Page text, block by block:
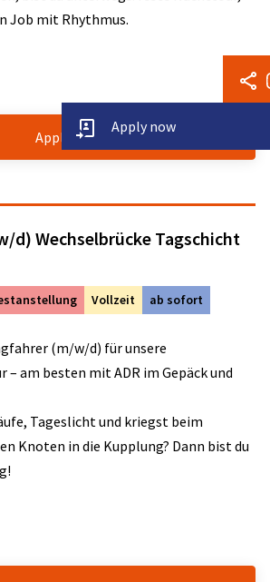
Apply now
Job mit Rhythmus.
Apply now
d) Wechselbrücke Tagschicht
Vollzeit ab sofort
(m/w/d) für unsere
– am besten mit ADR im Gepäck und
Tageslicht und kriegst beim
Knoten in die Kupplung? Dann bist du